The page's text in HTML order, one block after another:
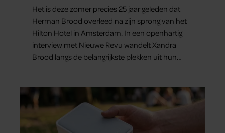
Het is deze zomer precies 25 jaar geleden dat
Herman Brood overleed na zijn sprong van het
Hilton Hotel in Amsterdam. In een openhartig
interview met Nieuwe Revu wandelt Xandra
Brood langs de belangrijkste plekken uit hun
aan herinneringen op. Daar begon hun leven
samen en werd dochter Lola geboren.